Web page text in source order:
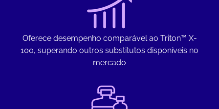
Oferece desempenho comparável ao Triton™ X-
100, superando outros substitutos disponíveis no
mercado